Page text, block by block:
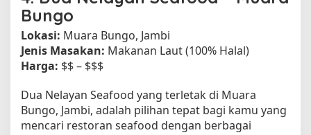
Bungo
Lokasi: Muara Bungo, Jambi
Jenis Masakan: Makanan Laut (100% Halal)
Harga: $$ – $$$
Dua Nelayan Seafood yang terletak di Muara
Bungo, Jambi, adalah pilihan tepat bagi kamu yang
mencari restoran seafood dengan berbagai